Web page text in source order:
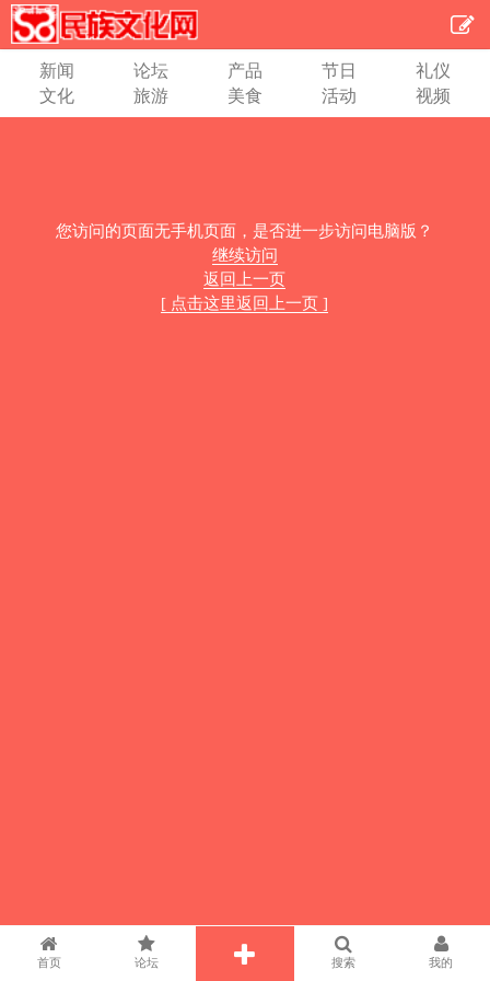
新闻 论坛 产品 节日
礼仪
文化
旅游 美食 活动 视频
您访问的页面无手机页面，是否进一步访问电脑版？
继续访问
返回上一页
[ 点击这里返回上一页 ]
首页 论坛 搜索 我的